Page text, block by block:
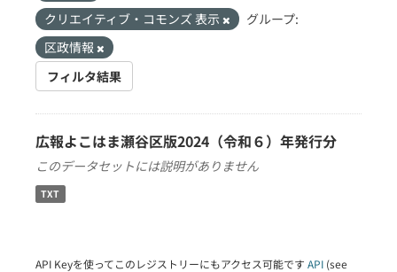
クリエイティブ・コモンズ 表示
グループ:
区政情報
フィルタ結果
広報よこはま瀬谷区版2024（令和６）年発行分
このデータセットには説明がありません
TXT
API Keyを使ってこのレジストリーにもアクセス可能です API (see